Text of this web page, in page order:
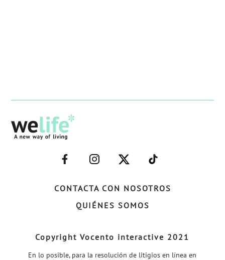
CONTACTA CON NOSOTROS
QUIÉNES SOMOS
–
FACEBOOK–
–
INSTAGRAM–
–
TWITTER–
–
WELIFE–
Copyright Vocento interactive 2021
En lo posible, para la resolución de litigios en línea en